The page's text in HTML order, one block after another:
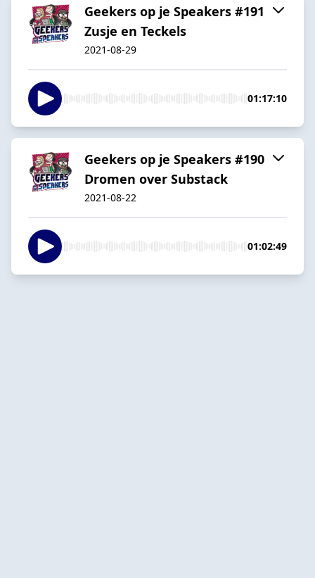
Geekers op je Speakers #191
Zusje en Teckels
2021-08-29
01:17:10
Geekers op je Speakers #190
Dromen over Substack
2021-08-22
01:02:49